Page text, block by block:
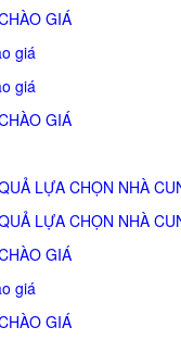
GIÁ
giá
giá
GIÁ
LỰA CHỌN NHÀ
LỰA CHỌN NHÀ
GIÁ
giá
GIÁ